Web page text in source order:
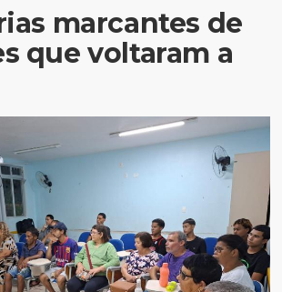
marcantes de
que voltaram a